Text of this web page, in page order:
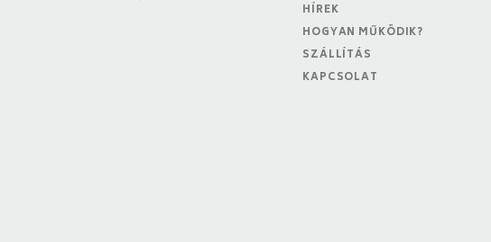
HÍREK
HOGYAN MŰKÖDIK?
SZÁLLÍTÁS
KAPCSOLAT